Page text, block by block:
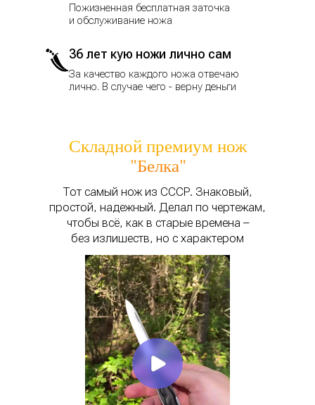
36 лет кую ножи лично сам
За качество каждого ножа отвечаю
лично. В случае чего - верну деньги
Пожизненная бесплатная заточка
и обслуживание ножа
Складной премиум нож
"Белка"
Тот самый нож из СССР. Знаковый,
простой, надежный. Делал по чертежам,
чтобы всё, как в старые времена –
без излишеств, но с характером